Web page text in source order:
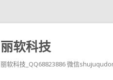
丽软科技
丽软科技_QQ68823886 微信